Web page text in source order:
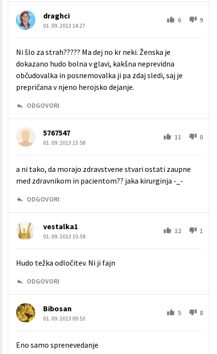
draghci
01. 09. 2013 14.27
6 9
Ni šlo za strah????? Ma dej no kr neki. Ženska je
dokazano hudo bolna v glavi, kakšna neprevidna
občudovalka in posnemovalka ji pa zdaj sledi, saj je
prepričana v njeno herojsko dejanje.
ODGOVORI
5767547
01. 09. 2013 13.58
11 0
a ni tako, da morajo zdravstvene stvari ostati zaupne
med zdravnikom in pacientom?? jaka kirurginja -_-
ODGOVORI
vestalka1
01. 09. 2013 10.38
12 1
Hudo težka odločitev. Ni ji fajn
ODGOVORI
Bibosan
01. 09. 2013 09.53
5 8
Eno samo sprenevedanje